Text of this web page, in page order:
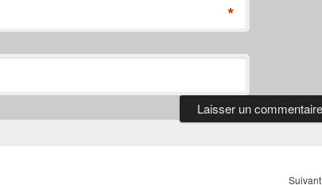
*
Suivant